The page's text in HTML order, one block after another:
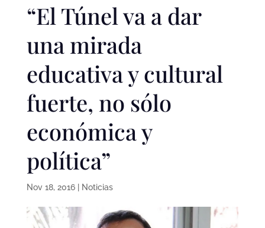
“El Túnel va a dar
una mirada
educativa y cultural
fuerte, no sólo
económica y
política”
Nov 18, 2016| Noticias